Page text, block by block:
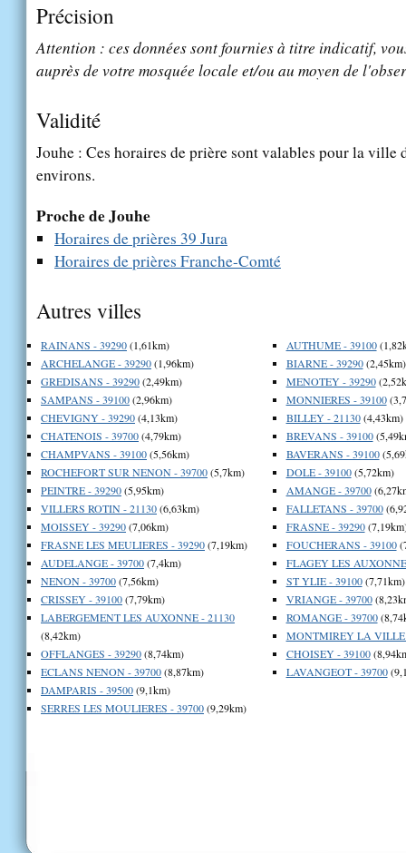
Précision
Attention : ces données sont fournies à titre indicatif,
auprès de votre mosquée locale et/ou au moyen de
Validité
Jouhe : Ces horaires de prière sont valables pour la ville
environs.
Proche de Jouhe
Horaires de prières 39 Jura
Horaires de prières Franche-Comté
Autres villes
RAINANS - 39290(1,61km)
ARCHELANGE - 39290(1,96km)
GREDISANS - 39290(2,49km)
SAMPANS - 39100(2,96km)
CHEVIGNY - 39290(4,13km)
CHATENOIS - 39700(4,79km)
CHAMPVANS - 39100(5,56km)
ROCHEFORT SUR NENON - 39700(5,7km)
PEINTRE - 39290(5,95km)
VILLERS ROTIN - 21130(6,63km)
MOISSEY - 39290(7,06km)
FRASNE LES MEULIERES - 39290(7,19km)
AUDELANGE - 39700(7,4km)
NENON - 39700(7,56km)
CRISSEY - 39100(7,79km)
LABERGEMENT LES AUXONNE - 21130
(8,42km)
OFFLANGES - 39290(8,74km)
ECLANS NENON - 39700(8,87km)
DAMPARIS - 39500(9,1km)
SERRES LES MOULIERES - 39700(9,29km)
AUTHUME - 39100
BIARNE - 39290(2,45km)
MENOTEY - 39290
MONNIERES - 39100
BILLEY - 21130(4,43km)
BREVANS - 39100
BAVERANS - 39100
DOLE - 39100(5,72km)
AMANGE - 39700
FALLETANS - 39700
FRASNE - 39290
FOUCHERANS - 39100
FLAGEY LES
ST YLIE - 39100(7,71km)
VRIANGE - 39700
ROMANGE - 39700
MONTMIREY LA VILLE
CHOISEY - 39100
LAVANGEOT - 39700